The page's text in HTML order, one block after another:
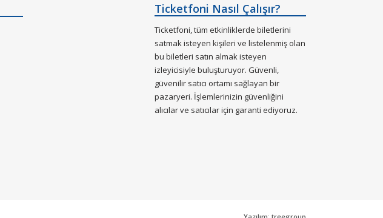
Ticketfoni Nasıl Çalışır?
Ticketfoni, tüm etkinliklerde biletlerini
satmak isteyen kişileri ve listelenmiş olan
bu biletleri satın almak isteyen
izleyicisiyle buluşturuyor. Güvenli,
güvenilir satıcı ortamı sağlayan bir
pazaryeri. İşlemlerinizin güvenliğini
alıcılar ve satıcılar için garanti ediyoruz.